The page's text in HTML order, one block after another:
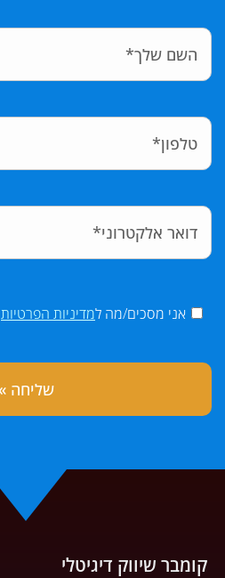
אני מסכים/מה למדיניות הפרטיות
קומבר שיווק דיגיטלי